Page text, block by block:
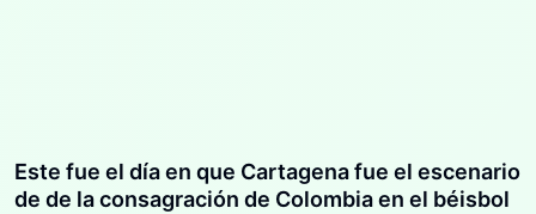
Este fue el día en que Cartagena fue el escenario
de de la consagración de Colombia en el béisbol